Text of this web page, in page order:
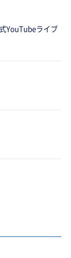
YouTubeライブ